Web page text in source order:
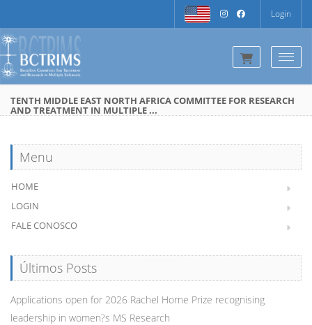
Login
TENTH MIDDLE EAST NORTH AFRICA COMMITTEE FOR RESEARCH
AND TREATMENT IN MULTIPLE ...
Menu
HOME
LOGIN
FALE CONOSCO
Últimos Posts
Applications open for 2026 Rachel Horne Prize recognising
leadership in women?s MS Research